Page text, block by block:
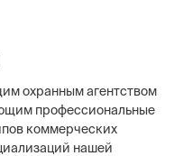
охранным агентством
профессиональные
коммерческих
нашей